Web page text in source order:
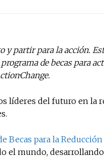
y partir para la acción.
de becas para
líderes del futuro en la
Becas para la
mundo, desarrollando